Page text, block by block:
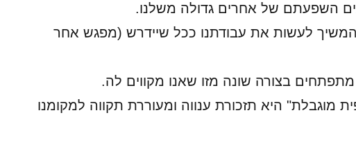
השפעתם של אחרים גדולה משלנו.
לעשות את עבודתנו ככל שיידרש (מפגש אחר
בצורה שונה מזו שאנו מקווים לה.
מוגבלת" היא תזכורת ענווה ומעוררת תקווה למקומנו